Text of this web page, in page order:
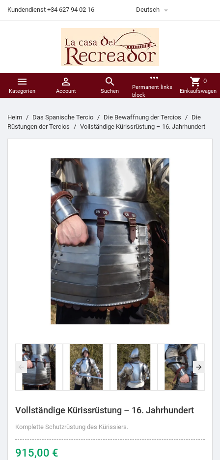
Kundendienst +34 627 94 02 16 Deutsch 

Kategorien

Account

Suchen
more_horiz
Permanent links
block
shopping_cart 0
Einkaufswagen
Heim Das Spanische Tercio Die Bewaffnung der Tercios
Die
Rüstungen der Tercios
Vollständige Kürissrüstung – 16. Jahrhundert
Vollständige Kürissrüstung – 16. Jahrhundert
Komplette Schutzrüstung des Kürissiers.
915,00 €